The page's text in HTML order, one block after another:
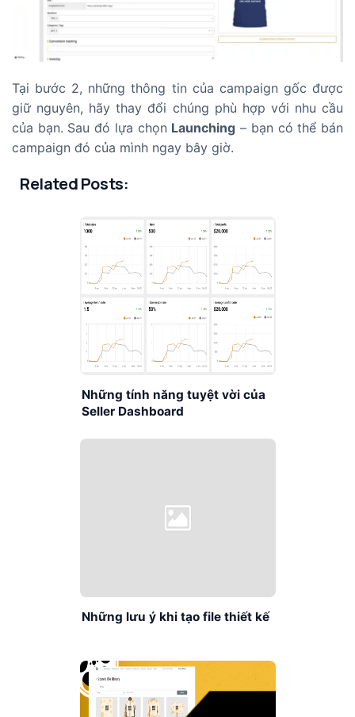
Tại bước 2, những thông tin của campaign gốc được
giữ nguyên, hãy thay đổi chúng phù hợp với nhu cầu
của bạn. Sau đó lựa chọn Launching – bạn có thể bán
campaign đó của mình ngay bây giờ.
Related Posts:
Những tính năng tuyệt vời của
Seller Dashboard
Những lưu ý khi tạo file thiết kế